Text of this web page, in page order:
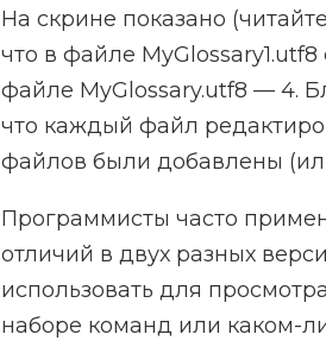
На скрине показано
что в файле
файле MyGlossary.utf8 — 4.
что каждый файл
файлов были добавлены
Программисты часто
отличий в двух разных
использовать для
наборе команд или каком-